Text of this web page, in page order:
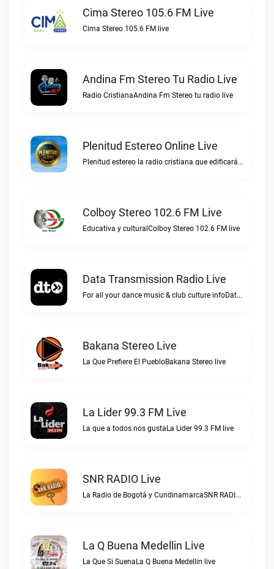
Cima Stereo 105.6 FM Live
Cima Stereo 105.6 FM live
Andina Fm Stereo Tu Radio Live
Radio CristianaAndina Fm Stereo tu radio live
Plenitud Estereo Online Live
Plenitud estereo la radio cristiana que edificará tu vida.Plenitud Estereo Online live
Colboy Stereo 102.6 FM Live
Educativa y culturalColboy Stereo 102.6 FM live
Data Transmission Radio Live
For all your dance music & club culture infoData Transmission Radio live
Bakana Stereo Live
La Que Prefiere El PuebloBakana Stereo live
La Lider 99.3 FM Live
La que a todos nos gustaLa Lider 99.3 FM live
SNR RADIO Live
La Radio de Bogotá y CundinamarcaSNR RADIO live
La Q Buena Medellin Live
La Que Si SuenaLa Q Buena Medellin live